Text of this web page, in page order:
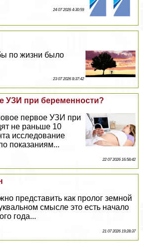
24 07 2026 4:30:59
по жизни было
23 07 2026 8:37:42
УЗИ при беременности?
первое УЗИ при
не раньше 10
исследование
показаниям...
22 07 2026 16:58:42
представить как пролог земной
смысле это есть начало
года...
21 07 2026 19:28:37